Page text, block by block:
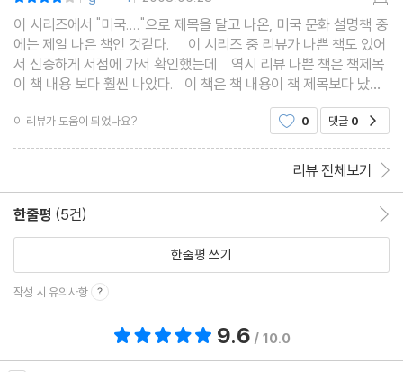
이 시리즈에서 "미국...."으로 제목을 달고 나온, 미국 문화 설명책 중
에는 제일 나은 책인 것같다. 이 시리즈 중 리뷰가 나쁜 책도 있어
서 신중하게 서점에 가서 확인했는데 역시 리뷰 나쁜 책은 책제목
이 책 내용 보다 훨씬 나았다. 이 책은 책 내용이 책 제목보다 났다
고방식의 기원이라든
이 리뷰가 도움이 되었나요? 0 댓글 0
리뷰 전체보기
한줄평 (5건)
한줄평 쓰기
작성 시 유의사항
9.6 / 10.0